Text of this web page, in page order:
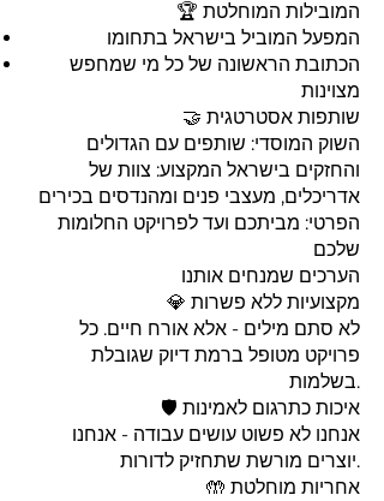
🏆 המובילות המוחלטת
המפעל המוביל בישראל בתחומו
הכתובת הראשונה של כל מי שמחפש
מצוינות
🤝 שותפות אסטרטגית
השוק המוסדי: שותפים עם הגדולים
והחזקים בישראל המקצוע: צוות של
אדריכלים, מעצבי פנים ומהנדסים בכירים
הפרטי: מביתכם ועד לפרויקט החלומות
שלכם
הערכים שמנחים אותנו
💎 מקצועיות ללא פשרות
לא סתם מילים - אלא אורח חיים. כל
פרויקט מטופל ברמת דיוק שגובלת
בשלמות.
🛡️ איכות כתרגום לאמינות
אנחנו לא פשוט עושים עבודה - אנחנו
יוצרים מורשת שתחזיק לדורות.
🤲 אחריות מוחלטת